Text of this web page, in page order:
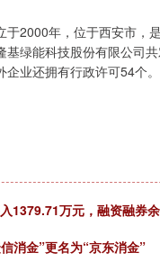
2000年，位于西安市，
绿能科技股份有限公司
业还拥有行政许可54个。
1379.71万元，融资融券
消金”更名为“京东消金”